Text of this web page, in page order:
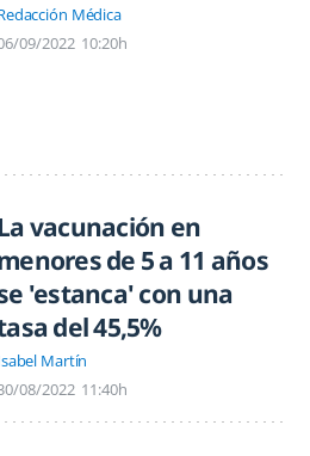
Médica
09/2022 10:20h
vacunación en
de 5 a 11 años
'estanca' con una
del 45,5%
Martín
08/2022 11:40h